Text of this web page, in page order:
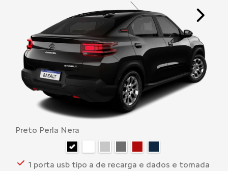
Preto Perla Nera
1 porta usb tipo a de recarga e dados e tomada
Next